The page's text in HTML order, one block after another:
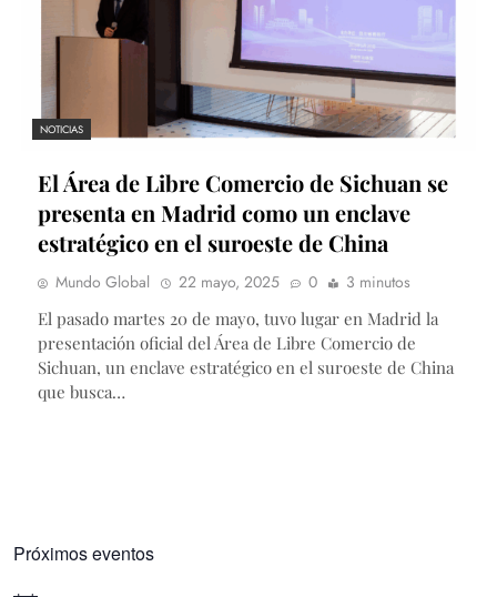
NOTICIAS
El Área de Libre Comercio de Sichuan se
presenta en Madrid como un enclave
estratégico en el suroeste de China
Mundo Global 22 mayo, 2025 0
3 minutos
El pasado martes 20 de mayo, tuvo lugar en Madrid la
presentación oficial del Área de Libre Comercio de
Sichuan, un enclave estratégico en el suroeste de China
que busca…
Próximos eventos